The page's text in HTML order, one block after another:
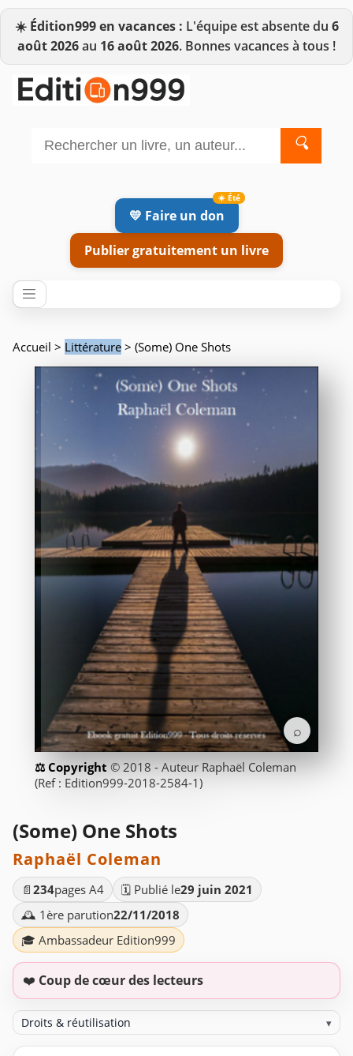
☀️ Édition999 en vacances : L'équipe est absente du 6
août 2026au 16 août 2026. Bonnes vacances à tous !
🔍
💛 Faire un don
Publier gratuitement un livre
Accueil > Littérature > (Some) One Shots
⌕
© 2018 - Auteur Raphaël Coleman
(Ref : Edition999-2018-2584-1)
(Some) One Shots
Raphaël Coleman
📄 234pages A4 🗓️ Publié le29 juin 2021
🕰️ 1ère parution22/11/2018
🎓 Ambassadeur Edition999
❤️ Coup de cœur des lecteurs
Droits & réutilisation ▾